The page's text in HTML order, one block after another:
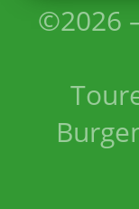
©2026